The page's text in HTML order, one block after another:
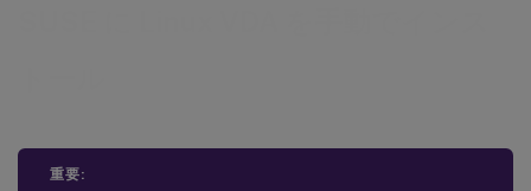
重要:
ドメインメンバーシップの確認